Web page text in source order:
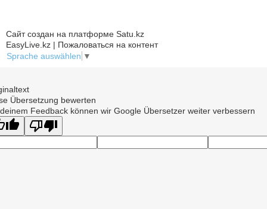
Сайт создан на платформе Satu.kz
EasyLive.kz | Пожаловаться на контент
Sprache auswählen ▼
Übersetzung bewerten
Feedback können wir Google Übersetzer weiter verbessern